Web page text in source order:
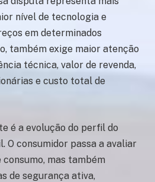
nível de tecnologia e
em determinados
também exige maior atenção
técnica, valor de revenda,
e custo total de
é a evolução do perfil do
O consumidor passa a avaliar
mas também
de segurança ativa,